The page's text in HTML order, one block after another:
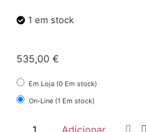
1 em stock
535,00 €
Em Loja (0 Em stock)
On-Line (1 Em stock)